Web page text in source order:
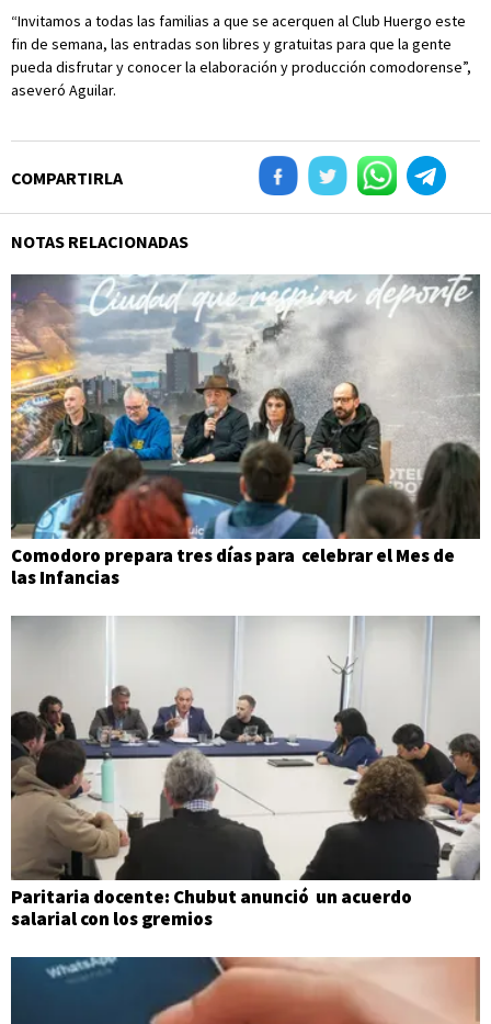
“Invitamos a todas las familias a que se acerquen al Club Huergo este
fin de semana, las entradas son libres y gratuitas para que la gente
pueda disfrutar y conocer la elaboración y producción comodorense”,
aseveró Aguilar.
COMPARTIRLA
NOTAS RELACIONADAS
Comodoro prepara tres días para celebrar el Mes de
las Infancias
Paritaria docente: Chubut anunció un acuerdo
salarial con los gremios